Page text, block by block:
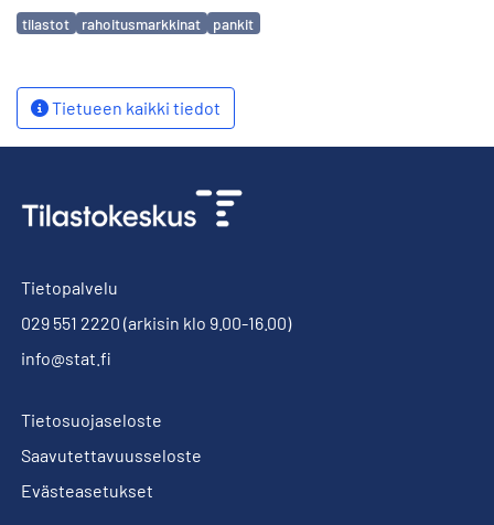
Avainsanat
tilastot rahoitusmarkkinat pankit
Tietueen kaikki tiedot
Tietopalvelu
029 551 2220 (arkisin klo 9.00-16.00)
info@stat.fi
Tietosuojaseloste
Saavutettavuusseloste
Evästeasetukset